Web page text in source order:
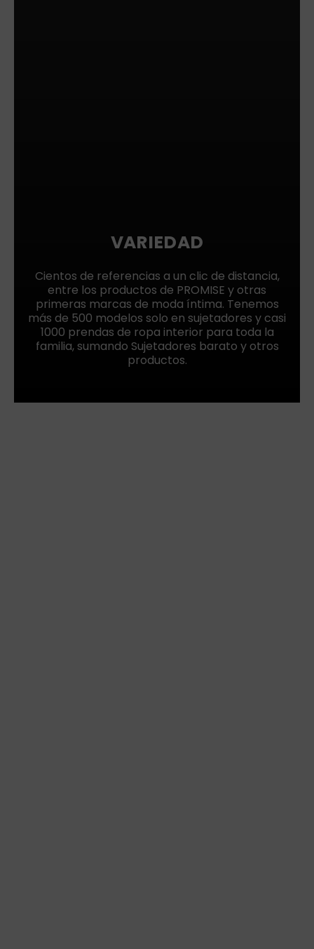
VARIEDAD
Cientos de referencias a un clic de distancia,
entre los productos de PROMISE y otras
primeras marcas de moda íntima. Tenemos
más de 500 modelos solo en sujetadores y casi
1000 prendas de ropa interior para toda la
familia, sumando Sujetadores barato y otros
productos.